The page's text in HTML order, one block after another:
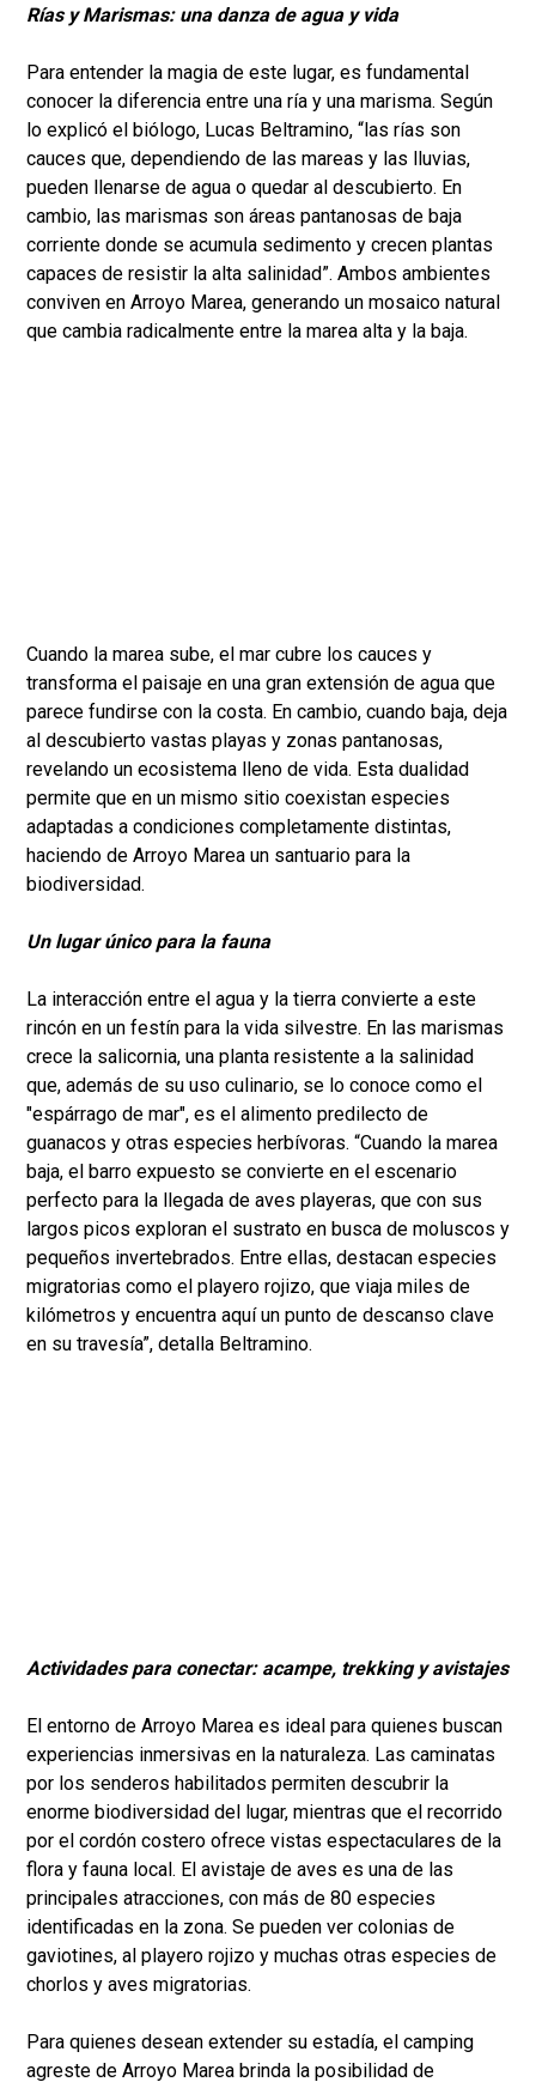
Rías y Marismas: una danza de agua y vida
Para entender la magia de este lugar, es fundamental
conocer la diferencia entre una ría y una marisma. Según
lo explicó el biólogo, Lucas Beltramino, “las rías son
cauces que, dependiendo de las mareas y las lluvias,
pueden llenarse de agua o quedar al descubierto. En
cambio, las marismas son áreas pantanosas de baja
corriente donde se acumula sedimento y crecen plantas
capaces de resistir la alta salinidad”. Ambos ambientes
conviven en Arroyo Marea, generando un mosaico natural
que cambia radicalmente entre la marea alta y la baja.
Cuando la marea sube, el mar cubre los cauces y
transforma el paisaje en una gran extensión de agua que
parece fundirse con la costa. En cambio, cuando baja, deja
al descubierto vastas playas y zonas pantanosas,
revelando un ecosistema lleno de vida. Esta dualidad
permite que en un mismo sitio coexistan especies
adaptadas a condiciones completamente distintas,
haciendo de Arroyo Marea un santuario para la
biodiversidad.
Un lugar único para la fauna
La interacción entre el agua y la tierra convierte a este
rincón en un festín para la vida silvestre. En las marismas
crece la salicornia, una planta resistente a la salinidad
que, además de su uso culinario, se lo conoce como el
"espárrago de mar", es el alimento predilecto de
guanacos y otras especies herbívoras. “Cuando la marea
baja, el barro expuesto se convierte en el escenario
perfecto para la llegada de aves playeras, que con sus
largos picos exploran el sustrato en busca de moluscos y
pequeños invertebrados. Entre ellas, destacan especies
migratorias como el playero rojizo, que viaja miles de
kilómetros y encuentra aquí un punto de descanso clave
en su travesía”, detalla Beltramino.
Actividades para conectar: acampe, trekking y avistajes
El entorno de Arroyo Marea es ideal para quienes buscan
experiencias inmersivas en la naturaleza. Las caminatas
por los senderos habilitados permiten descubrir la
enorme biodiversidad del lugar, mientras que el recorrido
por el cordón costero ofrece vistas espectaculares de la
flora y fauna local. El avistaje de aves es una de las
principales atracciones, con más de 80 especies
identificadas en la zona. Se pueden ver colonias de
gaviotines, al playero rojizo y muchas otras especies de
chorlos y aves migratorias.
Para quienes desean extender su estadía, el camping
agreste de Arroyo Marea brinda la posibilidad de